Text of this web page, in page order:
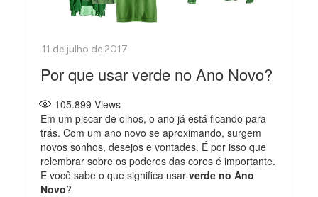
Por que usar verde no Ano Novo?
105.899 Views
Em um piscar de olhos, o ano já está ficando para
trás. Com um ano novo se aproximando, surgem
novos sonhos, desejos e vontades. É por isso que
relembrar sobre os poderes das cores é importante.
E você sabe o que significa usarverde no Ano
Novo?